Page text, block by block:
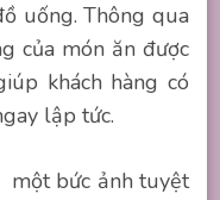
uống. Thông qua
của món ăn được
khách hàng có
lập tức.
một bức ảnh tuyệt